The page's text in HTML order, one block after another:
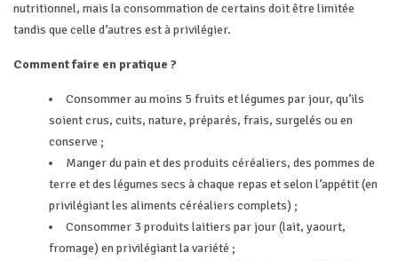
nutritionnel, mais la consommation de certains doit être limitée
tandis que celle d’autres est à privilégier.
Comment faire en pratique ?
Consommer au moins 5 fruits et légumes par jour, qu’ils
soient crus, cuits, nature, préparés, frais, surgelés ou en
conserve ;
Manger du pain et des produits céréaliers, des pommes de
terre et des légumes secs à chaque repas et selon l’appétit (en
privilégiant les aliments céréaliers complets) ;
Consommer 3 produits laitiers par jour (lait, yaourt,
fromage) en privilégiant la variété ;